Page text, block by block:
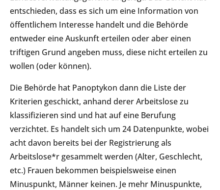
entschieden, dass es sich um eine Information von
öffentlichem Interesse handelt und die Behörde
entweder eine Auskunft erteilen oder aber einen
triftigen Grund angeben muss, diese nicht erteilen zu
wollen (oder können).
Die Behörde hat Panoptykon dann die Liste der
Kriterien geschickt, anhand derer Arbeitslose zu
klassifizieren sind und hat auf eine Berufung
verzichtet. Es handelt sich um 24 Datenpunkte, wobei
acht davon bereits bei der Registrierung als
Arbeitslose*r gesammelt werden (Alter, Geschlecht,
etc.) Frauen bekommen beispielsweise einen
Minuspunkt, Männer keinen. Je mehr Minuspunkte,